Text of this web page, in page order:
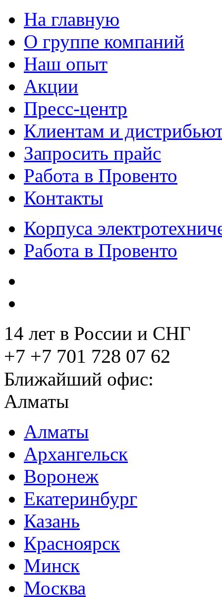
На главную
О группе компаний
Наш опыт
Акции
Пресс-центр
Клиентам и
Запросить прайс
Работа в Провенто
Контакты
Корпуса
Работа в Провенто
14 лет в России и СНГ
+7 +7 701 728 07 62
Ближайший офис:
Алматы
Алматы
Архангельск
Воронеж
Екатеринбург
Казань
Красноярск
Минск
Москва